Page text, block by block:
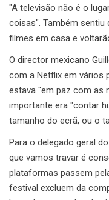
"A televisão não é o
coisas". Também
filmes em casa e
O director mexicano
com a Netflix em vários
estava "em paz com as
importante era "contar
tamanho do ecrã, ou o
Para o delegado geral
que vamos travar é
plataformas passem
festival excluem da